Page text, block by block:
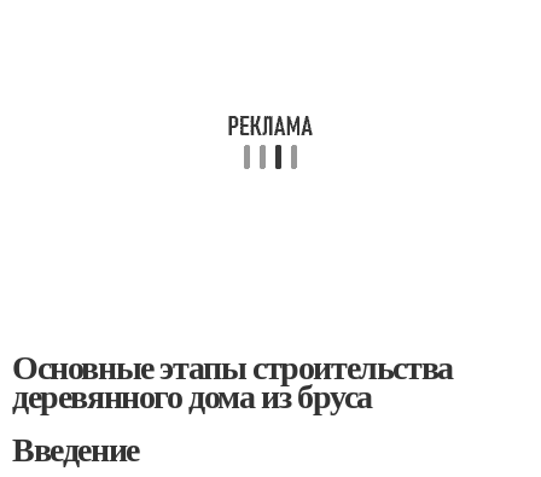
Основные этапы строительства
деревянного дома из бруса
Введение